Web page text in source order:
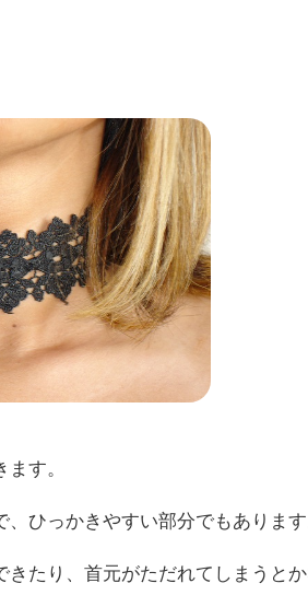
す。
ひっかきやすい部分でもあります
たり、首元がただれてしまうと